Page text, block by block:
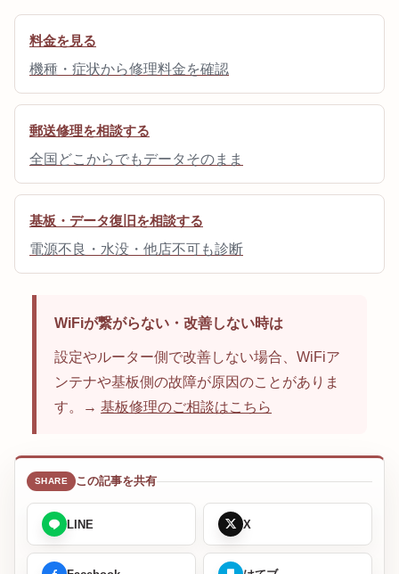
料金を見る
機種・症状から修理料金を確認
郵送修理を相談する
全国どこからでもデータそのまま
基板・データ復旧を相談する
電源不良・水没・他店不可も診断
WiFiが繋がらない・改善しない時は
設定やルーター側で改善しない場合、WiFiア
ンテナや基板側の故障が原因のことがありま
す。→ 基板修理のご相談はこちら
この記事を共有
LINE X